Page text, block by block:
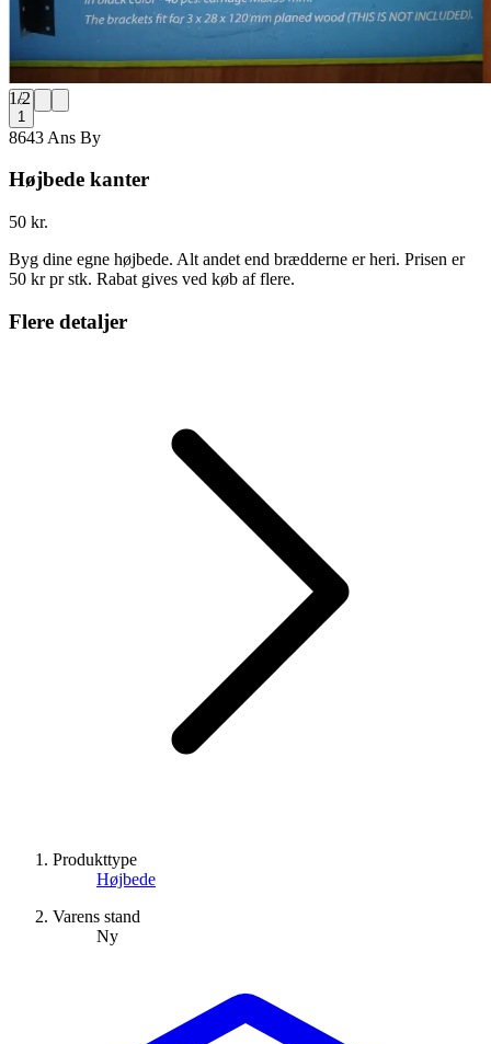
1/2
1
8643 Ans By
Højbede kanter
50 kr.
Byg dine egne højbede. Alt andet end brædderne er heri. Prisen er
50 kr pr stk. Rabat gives ved køb af flere.
Flere detaljer
Produkttype
Højbede
Varens stand
Ny